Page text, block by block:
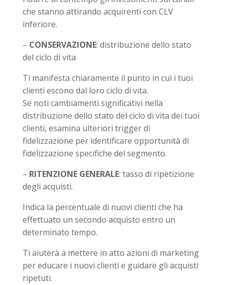
che stanno attirando acquirenti con CLV
inferiore.
– CONSERVAZIONE: distribuzione dello stato
del ciclo di vita
Ti manifesta chiaramente il punto in cui i tuoi
clienti escono dal loro ciclo di vita.
Se noti cambiamenti significativi nella
distribuzione dello stato del ciclo di vita dei tuoi
clienti, esamina ulteriori trigger di
fidelizzazione per identificare opportunità di
fidelizzazione specifiche del segmento.
– RITENZIONE GENERALE: tasso di ripetizione
degli acquisti.
Indica la percentuale di nuovi clienti che ha
effettuato un secondo acquisto entro un
determinato tempo.
Ti aiuterà a mettere in atto azioni di marketing
per educare i nuovi clienti e guidare gli acquisti
ripetuti.